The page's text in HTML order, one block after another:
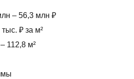
– 56,3 млн ₽
₽ за м²
112,8 м²